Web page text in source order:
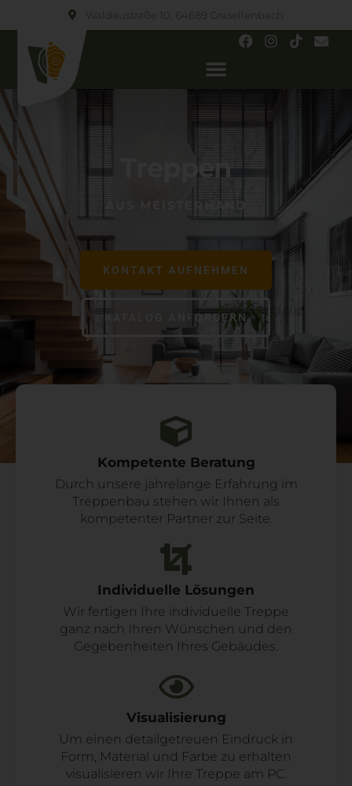
Waldaustraße 10, 64689 Grasellenbach
Treppen
AUS MEISTERHAND
KONTAKT AUFNEHMEN
KATALOG ANFORDERN
Kompetente Beratung
Durch unsere jahrelange Erfahrung im
Treppenbau stehen wir Ihnen als
kompetenter Partner zur Seite.
Individuelle Lösungen
Wir fertigen Ihre individuelle Treppe
ganz nach Ihren Wünschen und den
Gegebenheiten Ihres Gebäudes.
Visualisierung
Um einen detailgetreuen Eindruck in
Form, Material und Farbe zu erhalten
visualisieren wir Ihre Treppe am PC.